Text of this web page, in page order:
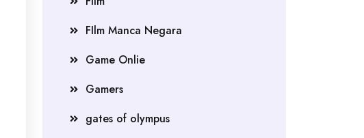
FIlm Manca Negara
Game Onlie
Gamers
gates of olympus